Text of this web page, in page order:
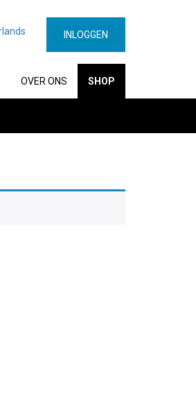
INLOGGEN
OVER ONS SHOP